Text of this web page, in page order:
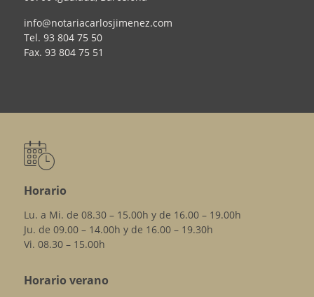
info@notariacarlosjimenez.com
Tel. 93 804 75 50
Fax. 93 804 75 51
Horario
Lu. a Mi. de 08.30 – 15.00h y de 16.00 – 19.00h
Ju. de 09.00 – 14.00h y de 16.00 – 19.30h
Vi. 08.30 – 15.00h
Horario verano